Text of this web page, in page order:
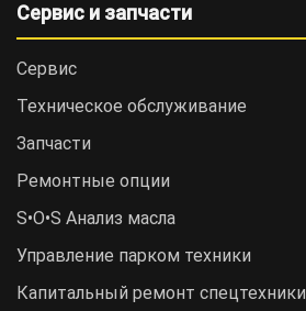
Сервис и запчасти
Сервис
Техническое обслуживание
Запчасти
Ремонтные опции
S•O•S Анализ масла
Управление парком техники
Капитальный ремонт спецтехники